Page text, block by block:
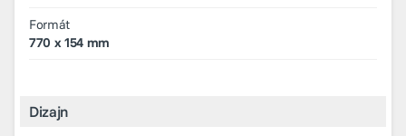
Formát
770 x 154 mm
Dizajn